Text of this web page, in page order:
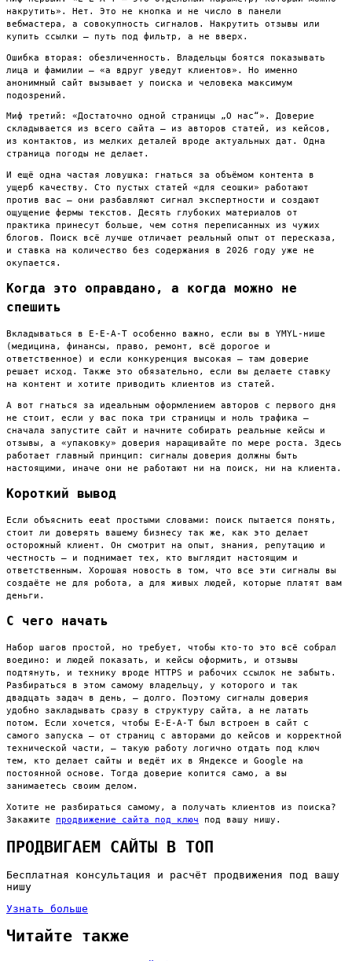
накрутить». Нет. Это не кнопка и не число в панели
вебмастера, а совокупность сигналов. Накрутить отзывы или
купить ссылки — путь под фильтр, а не вверх.
Ошибка вторая: обезличенность. Владельцы боятся показывать
лица и фамилии — «а вдруг уведут клиентов». Но именно
анонимный сайт вызывает у поиска и человека максимум
подозрений.
Миф третий: «Достаточно одной страницы „О нас“». Доверие
складывается из всего сайта — из авторов статей, из кейсов,
из контактов, из мелких деталей вроде актуальных дат. Одна
страница погоды не делает.
И ещё одна частая ловушка: гнаться за объёмом контента в
ущерб качеству. Сто пустых статей «для сеошки» работают
против вас — они разбавляют сигнал экспертности и создают
ощущение фермы текстов. Десять глубоких материалов от
практика принесут больше, чем сотня переписанных из чужих
блогов. Поиск всё лучше отличает реальный опыт от пересказа,
и ставка на количество без содержания в 2026 году уже не
окупается.
Когда это оправдано, а когда можно не
спешить
Вкладываться в E-E-A-T особенно важно, если вы в YMYL-нише
(медицина, финансы, право, ремонт, всё дорогое и
ответственное) и если конкуренция высокая — там доверие
решает исход. Также это обязательно, если вы делаете ставку
на контент и хотите приводить клиентов из статей.
А вот гнаться за идеальным оформлением авторов с первого дня
не стоит, если у вас пока три страницы и ноль трафика —
сначала запустите сайт и начните собирать реальные кейсы и
отзывы, а «упаковку» доверия наращивайте по мере роста. Здесь
работает главный принцип: сигналы доверия должны быть
настоящими, иначе они не работают ни на поиск, ни на клиента.
Короткий вывод
Если объяснить eeat простыми словами: поиск пытается понять,
стоит ли доверять вашему бизнесу так же, как это делает
осторожный клиент. Он смотрит на опыт, знания, репутацию и
честность — и поднимает тех, кто выглядит настоящим и
ответственным. Хорошая новость в том, что все эти сигналы вы
создаёте не для робота, а для живых людей, которые платят вам
деньги.
С чего начать
Набор шагов простой, но требует, чтобы кто-то это всё собрал
воедино: и людей показать, и кейсы оформить, и отзывы
подтянуть, и технику вроде HTTPS и рабочих ссылок не забыть.
Разбираться в этом самому владельцу, у которого и так
двадцать задач в день, — долго. Поэтому сигналы доверия
удобно закладывать сразу в структуру сайта, а не латать
потом. Если хочется, чтобы E-E-A-T был встроен в сайт с
самого запуска — от страниц с авторами до кейсов и корректной
технической части, — такую работу логично отдать под ключ
тем, кто делает сайты и ведёт их в Яндексе и Google на
постоянной основе. Тогда доверие копится само, а вы
занимаетесь своим делом.
Хотите не разбираться самому, а получать клиентов из поиска?
Закажите продвижение сайта под ключ под вашу нишу.
ПРОДВИГАЕМ САЙТЫ В ТОП
Бесплатная консультация и расчёт продвижения под вашу
нишу
Узнать больше
Читайте также